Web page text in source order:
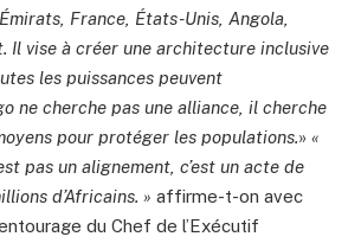
France, États-Unis, Angola,
Il vise à créer une architecture inclusive
les puissances peuvent
ne cherche pas une alliance, il cherche
pour protéger les populations.» «
pas un alignement, c’est un acte de
d’Africains. » affirme-t-on avec
du Chef de l’Exécutif